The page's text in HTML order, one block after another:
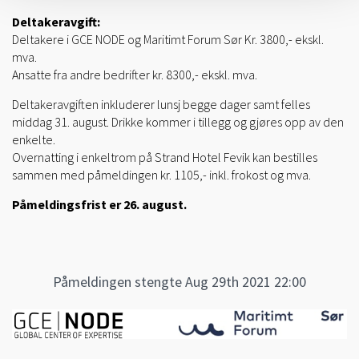
Deltakeravgift:
Deltakere i GCE NODE og Maritimt Forum Sør Kr. 3800,- ekskl.
mva.
Ansatte fra andre bedrifter kr. 8300,- ekskl. mva.
Deltakeravgiften inkluderer lunsj begge dager samt felles
middag 31. august. Drikke kommer i tillegg og gjøres opp av den
enkelte.
Overnatting i enkeltrom på Strand Hotel Fevik kan bestilles
sammen med påmeldingen kr. 1105,- inkl. frokost og mva.
Påmeldingsfrist er 26. august.
Påmeldingen stengte Aug 29th 2021 22:00